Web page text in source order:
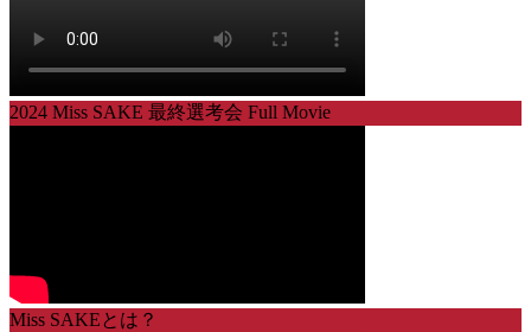
2024 Miss SAKE 最終選考会 Full Movie
Miss SAKEとは？